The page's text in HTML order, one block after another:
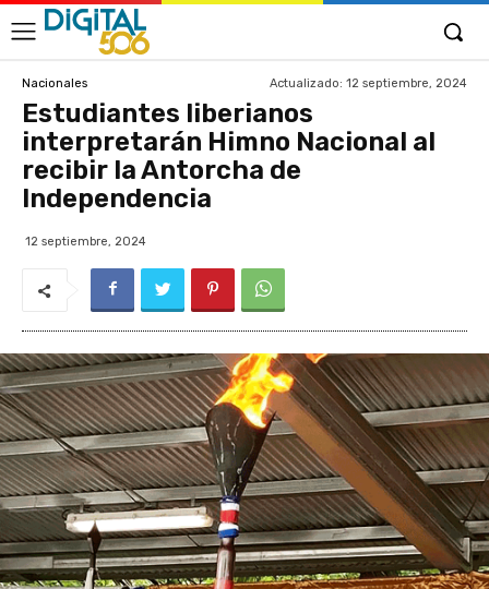
Nacionales Actualizado: 12 septiembre, 2024
Estudiantes liberianos
interpretarán Himno Nacional al
recibir la Antorcha de
Independencia
12 septiembre, 2024